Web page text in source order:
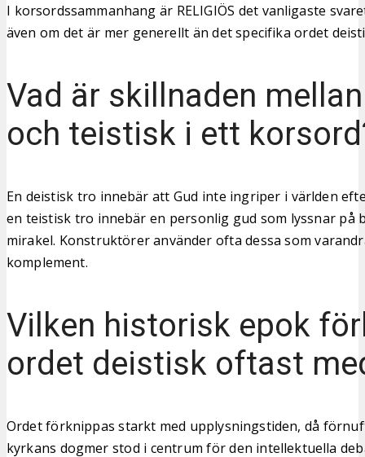
I korsordssammanhang är RELIGIÖS det vanligaste
även om det är mer generellt än det specifika ordet
Vad är skillnaden
och teistisk i ett
En deistisk tro innebär att Gud inte ingriper i världen
en teistisk tro innebär en personlig gud som lyssnar på
mirakel. Konstruktörer använder ofta dessa som
komplement.
Vilken historisk epok
ordet deistisk oftast
Ordet förknippas starkt med upplysningstiden, då
kyrkans dogmer stod i centrum för den intellektuella